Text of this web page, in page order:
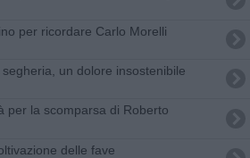
per ricordare Carlo Morelli
un dolore insostenibile
per la scomparsa di Roberto
delle fave